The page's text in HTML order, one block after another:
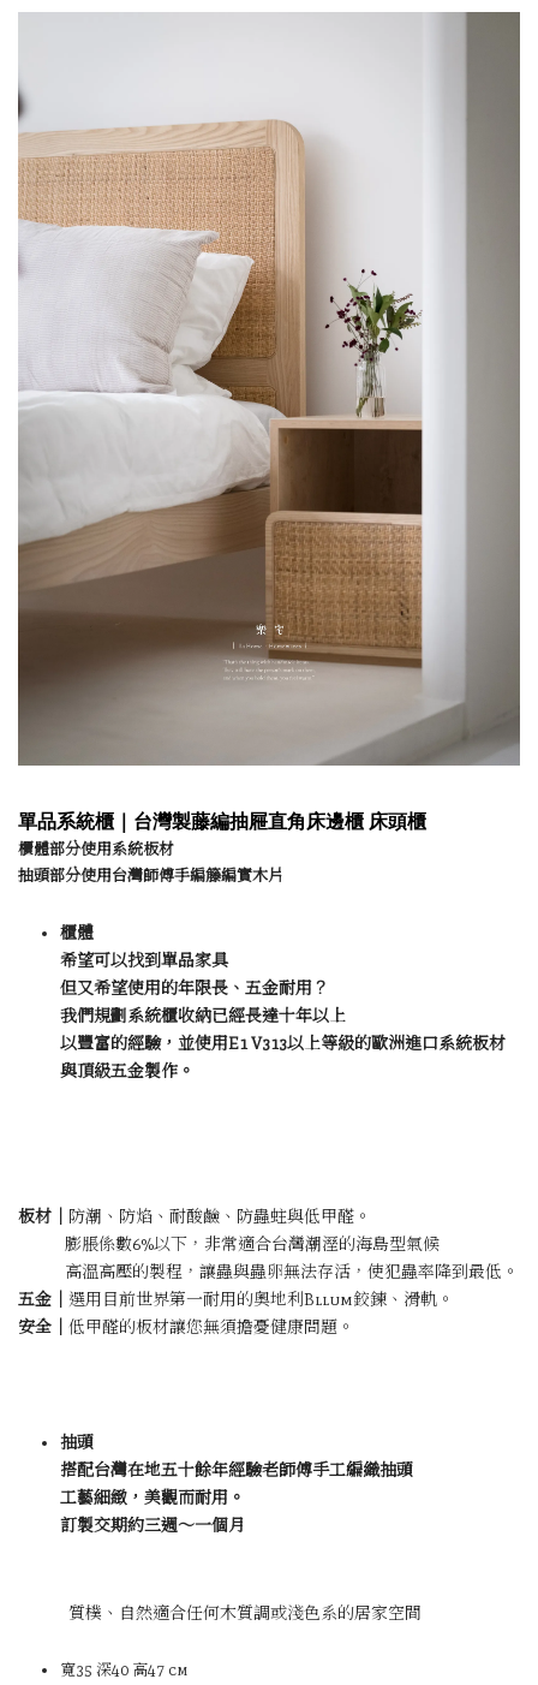
單品系統櫃｜台灣製藤編抽屜直角床邊櫃 床頭櫃
櫃體部分使用系統板材
抽頭部分使用台灣師傅手編籐編實木片
櫃體
希望可以找到單品家具
但又希望使用的年限長、五金耐用？
我們規劃系統櫃收納已經長達十年以上
以豐富的經驗，並使用E1 V313以上等級的歐洲進口系統板材
與頂級五金製作。
板材｜
防潮、防焰、耐酸鹼、防蟲蛀與低甲醛。
膨脹係數6%以下，非常適合台灣潮溼的海島型氣候
高溫高壓的製程，讓蟲與蟲卵無法存活，使犯蟲率降到最低。
五金｜ 選用目前世界第一耐用的奧地利Bllum鉸鍊、滑軌。
安全｜ 低甲醛的板材讓您無須擔憂健康問題。
抽頭
搭配台灣在地五十餘年經驗老師傅手工編織抽頭
工藝細緻，美觀而耐用。
訂製交期約三週～一個月
質樸、自然適合任何木質調或淺色系的居家空間
寬35 深40 高47 cm